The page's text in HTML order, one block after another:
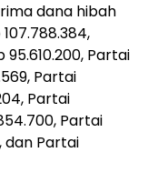
dana hibah
Partai
Partai
Partai
Partai
dan Partai